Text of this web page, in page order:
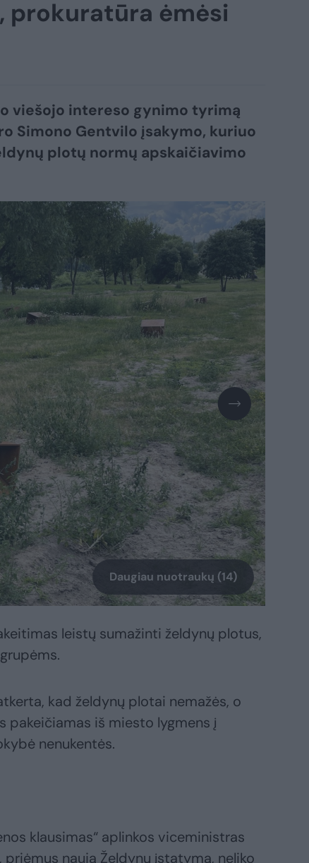
prokuratūra ėmėsi
viešojo intereso gynimo tyrimą
Simono Gentvilo įsakymo, kuriuo
plotų normų apskaičiavimo
Daugiau nuotraukų (14)
leistų sumažinti želdynų plotus,
kad želdynų plotai nemažės, o
pakeičiamas iš miesto lygmens į
nenukentės.
klausimas“ aplinkos viceministras
naują Želdynų įstatymą, neliko